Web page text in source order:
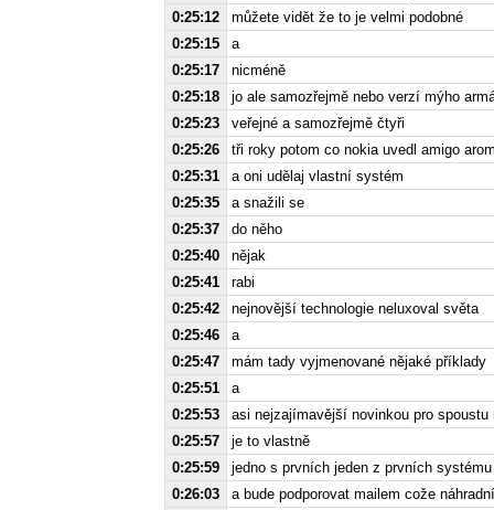
0:25:12
můžete vidět že to je velmi podobné
0:25:15
a
0:25:17
nicméně
0:25:18
jo ale samozřejmě nebo verzí mýho
0:25:23
veřejné a samozřejmě čtyři
0:25:26
tři roky potom co nokia uvedl amigo
0:25:31
a oni udělaj vlastní systém
0:25:35
a snažili se
0:25:37
do něho
0:25:40
nějak
0:25:41
rabi
0:25:42
nejnovější technologie neluxoval světa
0:25:46
a
0:25:47
mám tady vyjmenované nějaké příklady
0:25:51
a
0:25:53
asi nejzajímavější novinkou pro
0:25:57
je to vlastně
0:25:59
jedno s prvních jeden z prvních
0:26:03
a bude podporovat mailem cože